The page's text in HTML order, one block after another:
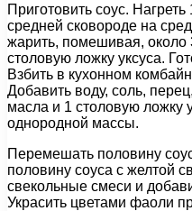
Приготовить соус.
средней сковороде на
жарить, помешивая, около
столовую ложку уксуса.
Взбить в кухонном
Добавить воду, соль,
масла и 1 столовую ложку
однородной массы.
Перемешать половину
половину соуса с желтой
свекольные смеси и
Украсить цветами фаоли